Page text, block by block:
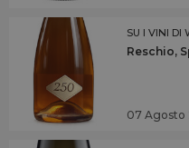
SU I VINI DI
Reschio,
07 Agosto